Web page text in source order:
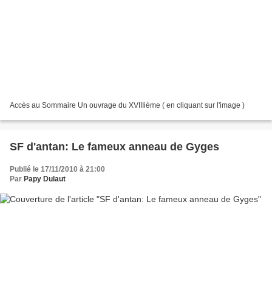
Accès au Sommaire Un ouvrage du XVIIIième ( en cliquant sur l'image )
SF d'antan: Le fameux anneau de Gyges
Publié le 17/11/2010 à 21:00
Par Papy Dulaut